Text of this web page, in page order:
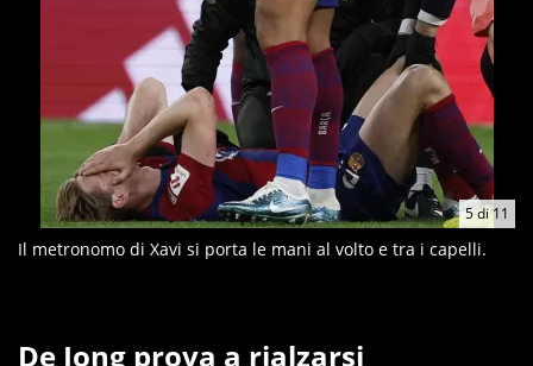
5di11
Il metronomo di Xavi si porta le mani al volto e tra i capelli.
De Jong prova a rialzarsi